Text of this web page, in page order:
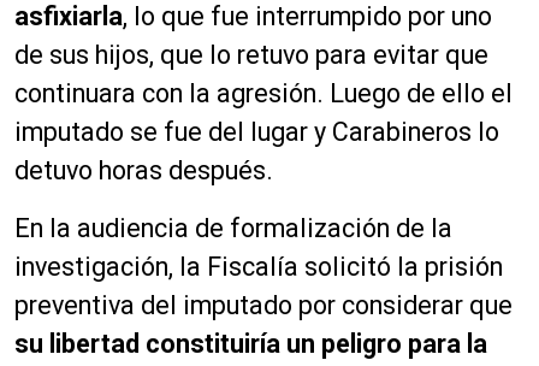
asfixiarla, lo que fue interrumpido por uno
de sus hijos, que lo retuvo para evitar que
continuara con la agresión. Luego de ello el
imputado se fue del lugar y Carabineros lo
detuvo horas después.
En la audiencia de formalización de la
investigación, la Fiscalía solicitó la prisión
preventiva del imputado por considerar que
su libertad constituiría un peligro para la